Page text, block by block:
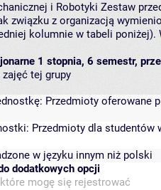
i Robotyki Zestaw
związku z organizacją
kolumnie w tabeli
1 stopnia, 6 semestr,
tej grupy
Przedmioty oferowane
Przedmioty dla studentów
w języku innym niż polski
dodatkowych opcji
mogę się rejestrować